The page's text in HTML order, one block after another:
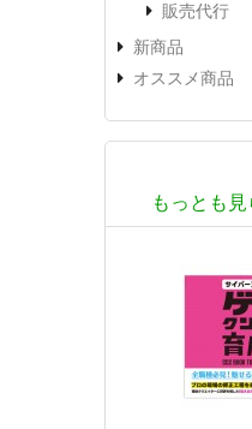
販売代行
新商品
オススメ商品
もっとも